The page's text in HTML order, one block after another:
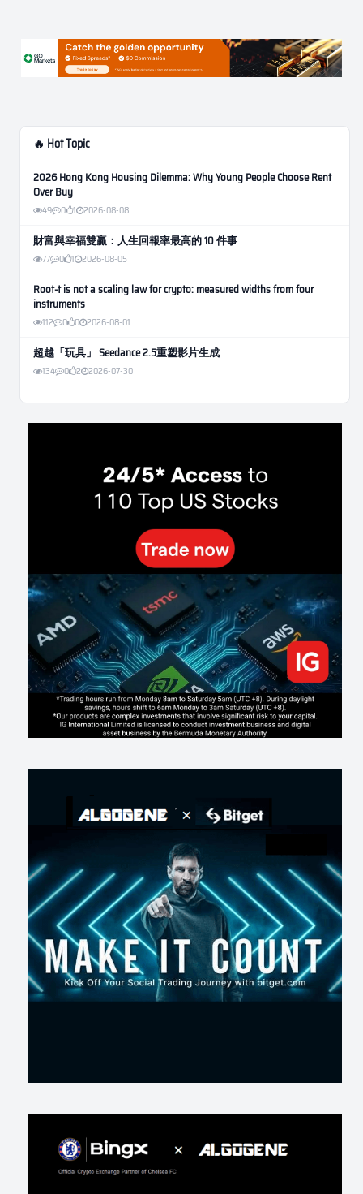
🔥 Hot Topic
2026 Hong Kong Housing Dilemma: Why Young People Choose Rent
Over Buy
49 0 1 2026-08-08
財富與幸福雙贏：人生回報率最高的 10 件事
77 0 1 2026-08-05
Root-t is not a scaling law for crypto: measured widths from four
instruments
112 0 0 2026-08-01
超越「玩具」 Seedance 2.5重塑影片生成
134 0 2 2026-07-30
Weekly Momentum Rebalance Strategy for Gold and Silver Trading
180 0 3 2026-07-25
2026-07-24
인생에 반전 기회는 몇 번이나 올까? 한국 소년 주식신 몰락으로
본 레버리지와 인성의 게임
Inside Trumps Trading Playbook: The Art of Market Manipulation
209 0 1 2026-07-19
Making probabilistic model forecasts tamper-evident (and why it
changes evaluation)
218 2 0 2026-07-17
AI走出聊天室 三巨頭爭定義權
2026-07-16